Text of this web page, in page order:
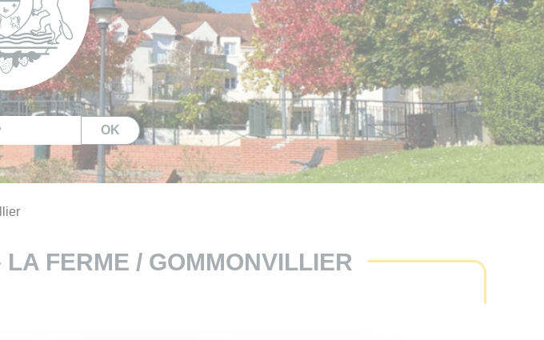
OK
FERME / GOMMONVILLIER